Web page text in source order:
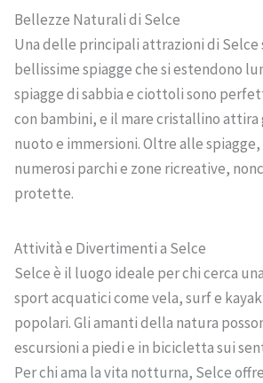
Bellezze Naturali di Selce
Una delle principali attrazioni di Selce
bellissime spiagge che si estendono
spiagge di sabbia e ciottoli sono
con bambini, e il mare cristallino attira
nuoto e immersioni. Oltre alle
numerosi parchi e zone ricreative,
protette.
Attività e Divertimenti a Selce
Selce è il luogo ideale per chi cerca
sport acquatici come vela, surf e
popolari. Gli amanti della natura
escursioni a piedi e in bicicletta sui
Per chi ama la vita notturna, Selce